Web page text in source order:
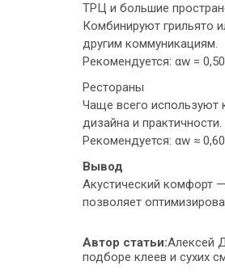
ТРЦ и большие
Комбинируют грильято
другим коммуникациям.
Рекомендуется: αw =
Рестораны
Чаще всего используют
дизайна и практичности.
Рекомендуется: αw ≈
Вывод
Акустический комфорт
позволяет
Автор статьи:Алексей
подборе клеев и сухих